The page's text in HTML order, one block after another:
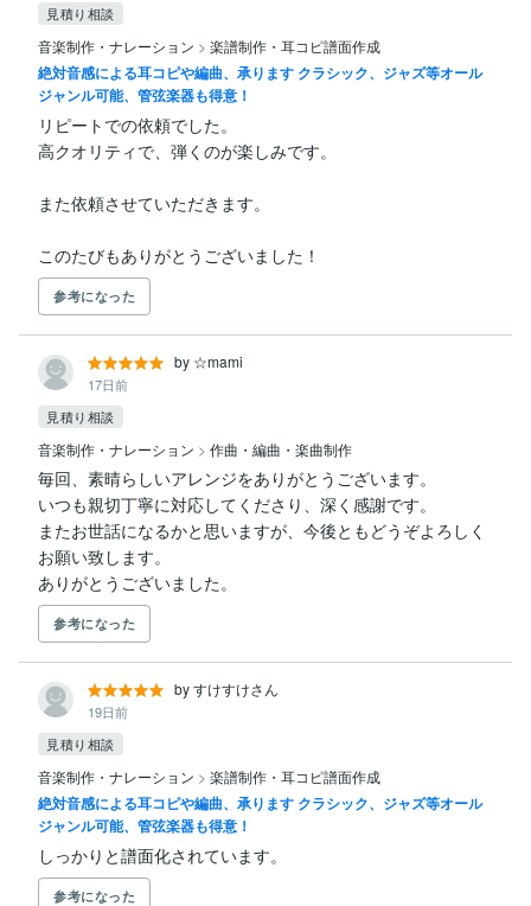
見積り相談
音楽制作・ナレーション > 楽譜制作・耳コピ譜面作成
絶対音感による耳コピや編曲、承ります クラシック、ジャズ等オール
ジャンル可能、管弦楽器も得意！
リピートでの依頼でした。
高クオリティで、弾くのが楽しみです。
また依頼させていただきます。
このたびもありがとうございました！
参考になった
by ☆mami
17日前
見積り相談
音楽制作・ナレーション > 作曲・編曲・楽曲制作
毎回、素晴らしいアレンジをありがとうございます。
いつも親切丁寧に対応してくださり、深く感謝です。
またお世話になるかと思いますが、今後ともどうぞよろしく
お願い致します。
ありがとうございました。
参考になった
by すけすけさん
19日前
見積り相談
音楽制作・ナレーション > 楽譜制作・耳コピ譜面作成
絶対音感による耳コピや編曲、承ります クラシック、ジャズ等オール
ジャンル可能、管弦楽器も得意！
しっかりと譜面化されています。
参考になった